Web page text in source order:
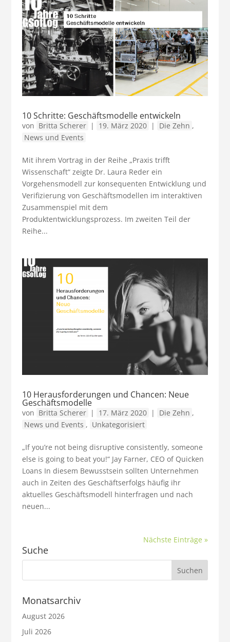
10 Schritte: Geschäftsmodelle entwickeln
von Britta Scherer | 19. März 2020 | Die Zehn ,
News und Events
Mit ihrem Vortrag in der Reihe „Praxis trifft
Wissenschaft“ zeigte Dr. Laura Reder ein
Vorgehensmodell zur konsequenten Entwicklung und
Verifizierung von Geschäftsmodellen im interaktiven
Zusammenspiel mit dem
Produktentwicklungsprozess. Im zweiten Teil der
Reihe...
10 Herausforderungen und Chancen: Neue
Geschäftsmodelle
von Britta Scherer | 17. März 2020 | Die Zehn ,
News und Events , Unkategorisiert
„If you’re not being disruptive consistently, someone
else is going to beat you!“ Jay Farner, CEO of Quicken
Loans In diesem Bewusstsein sollten Unternehmen
auch in Zeiten des Geschäftserfolgs häufig ihr
aktuelles Geschäftsmodell hinterfragen und nach
neuen...
Nächste Einträge »
Suche
Monatsarchiv
August 2026
Juli 2026